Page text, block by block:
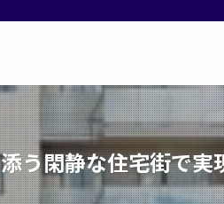
う閑静な住宅街で